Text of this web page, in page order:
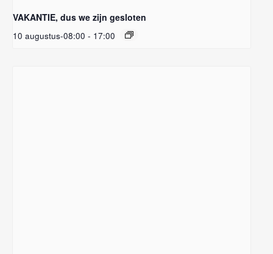
VAKANTIE, dus we zijn gesloten
10 augustus-08:00 - 17:00